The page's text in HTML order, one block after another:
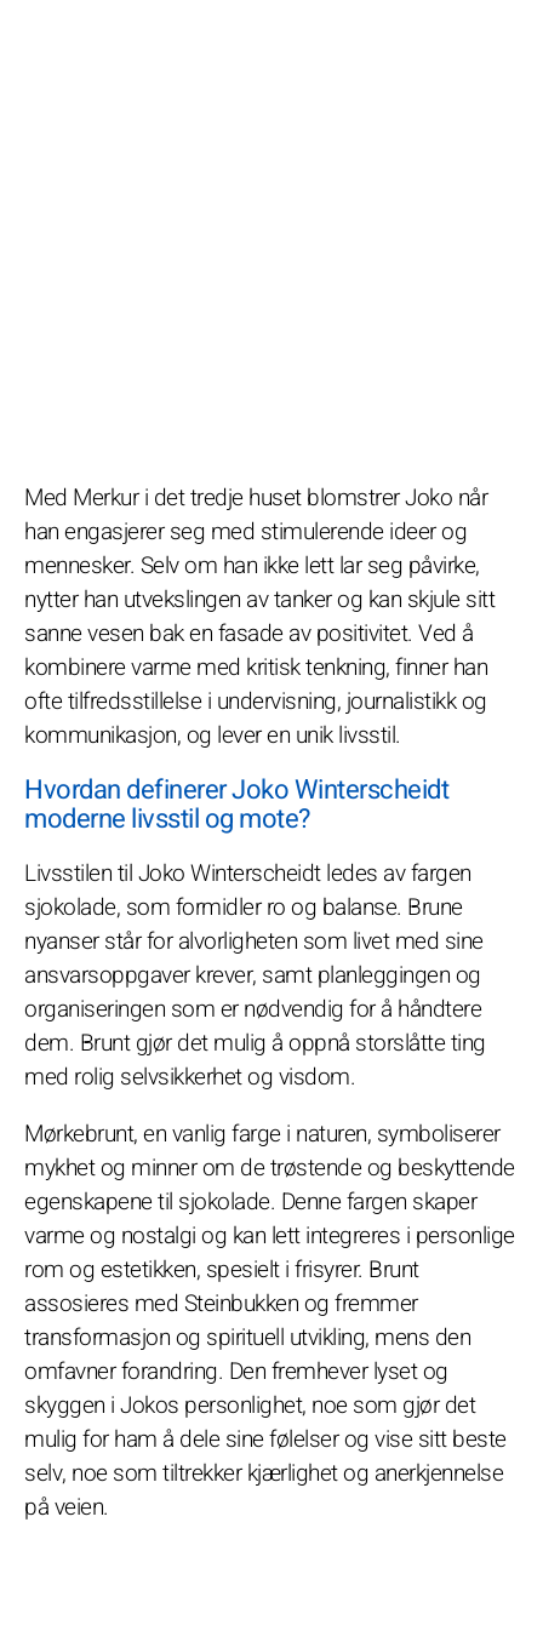
Med Merkur i det tredje huset blomstrer Joko når
han engasjerer seg med stimulerende ideer og
mennesker. Selv om han ikke lett lar seg påvirke,
nytter han utvekslingen av tanker og kan skjule sitt
sanne vesen bak en fasade av positivitet. Ved å
kombinere varme med kritisk tenkning, finner han
ofte tilfredsstillelse i undervisning, journalistikk og
kommunikasjon, og lever en unik livsstil.
Hvordan definerer Joko Winterscheidt
moderne livsstil og mote?
Livsstilen til Joko Winterscheidt ledes av fargen
sjokolade, som formidler ro og balanse. Brune
nyanser står for alvorligheten som livet med sine
ansvarsoppgaver krever, samt planleggingen og
organiseringen som er nødvendig for å håndtere
dem. Brunt gjør det mulig å oppnå storslåtte ting
med rolig selvsikkerhet og visdom.
Mørkebrunt, en vanlig farge i naturen, symboliserer
mykhet og minner om de trøstende og beskyttende
egenskapene til sjokolade. Denne fargen skaper
varme og nostalgi og kan lett integreres i personlige
rom og estetikken, spesielt i frisyrer. Brunt
assosieres med Steinbukken og fremmer
transformasjon og spirituell utvikling, mens den
omfavner forandring. Den fremhever lyset og
skyggen i Jokos personlighet, noe som gjør det
mulig for ham å dele sine følelser og vise sitt beste
selv, noe som tiltrekker kjærlighet og anerkjennelse
på veien.